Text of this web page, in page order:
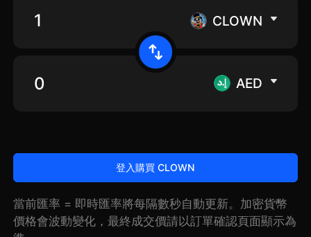
CLOWN
AED
登入購買 CLOWN
當前匯率 = 即時匯率將每隔數秒自動更新。加密貨幣
價格會波動變化，最終成交價請以訂單確認頁面顯示為